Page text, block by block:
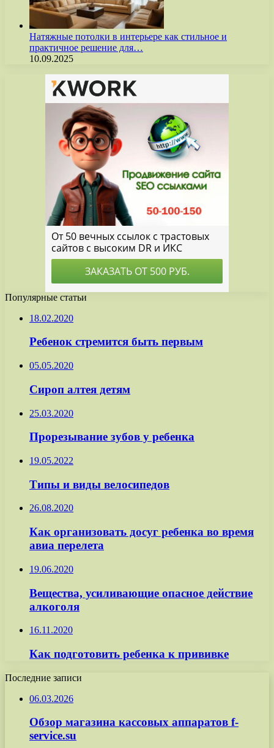
Натяжные потолки в интерьере как стильное и
практичное решение для…
10.09.2025
Популярные статьи
18.02.2020
Ребенок стремится быть первым
05.05.2020
Сироп алтея детям
25.03.2020
Прорезывание зубов у ребенка
19.05.2022
Типы и виды велосипедов
26.08.2020
Как организовать досуг ребенка во время
авиа перелета
19.06.2020
Вещества, усиливающие опасное действие
алкоголя
16.11.2020
Как подготовить ребенка к прививке
Последние записи
06.03.2026
Обзор магазина кассовых аппаратов f-
service.su